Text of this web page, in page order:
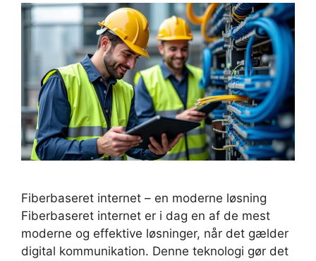
Fiberbaseret internet – en moderne løsning
Fiberbaseret internet er i dag en af de mest
moderne og effektive løsninger, når det gælder
digital kommunikation. Denne teknologi gør det